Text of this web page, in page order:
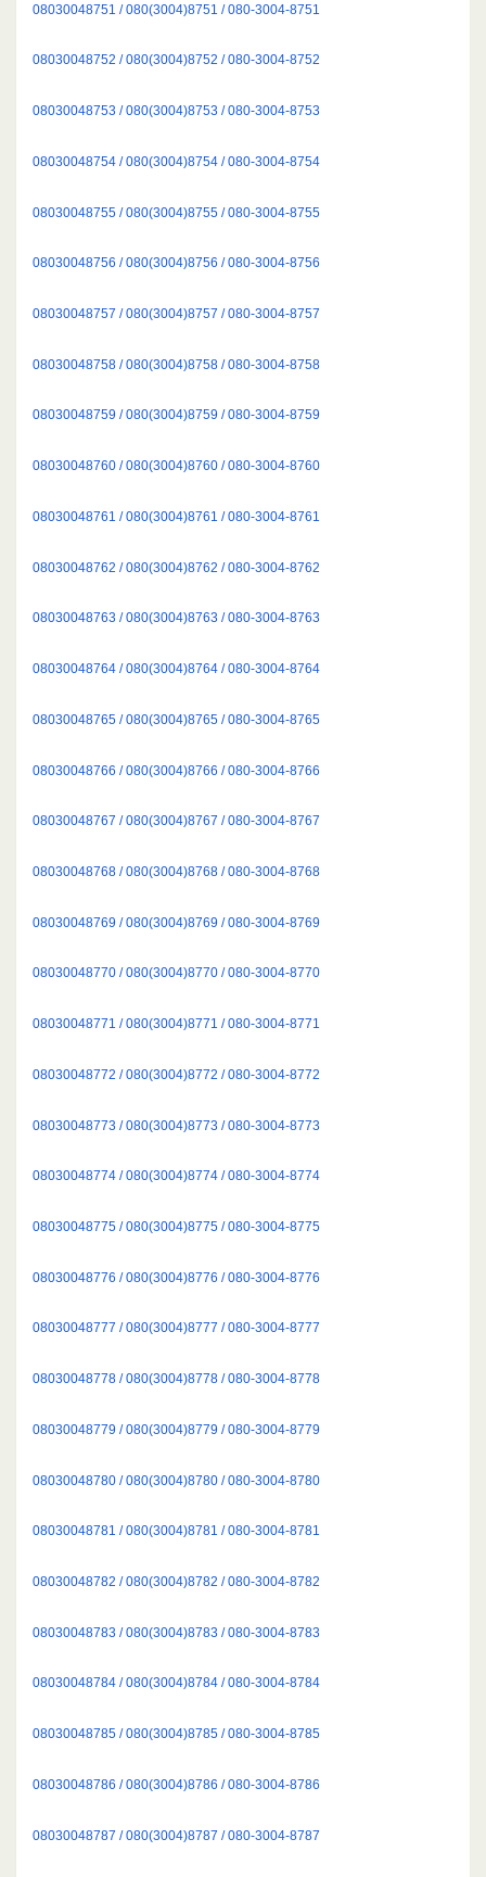
08030048751 / 080(3004)8751 / 080-3004-8751
08030048752 / 080(3004)8752 / 080-3004-8752
08030048753 / 080(3004)8753 / 080-3004-8753
08030048754 / 080(3004)8754 / 080-3004-8754
08030048755 / 080(3004)8755 / 080-3004-8755
08030048756 / 080(3004)8756 / 080-3004-8756
08030048757 / 080(3004)8757 / 080-3004-8757
08030048758 / 080(3004)8758 / 080-3004-8758
08030048759 / 080(3004)8759 / 080-3004-8759
08030048760 / 080(3004)8760 / 080-3004-8760
08030048761 / 080(3004)8761 / 080-3004-8761
08030048762 / 080(3004)8762 / 080-3004-8762
08030048763 / 080(3004)8763 / 080-3004-8763
08030048764 / 080(3004)8764 / 080-3004-8764
08030048765 / 080(3004)8765 / 080-3004-8765
08030048766 / 080(3004)8766 / 080-3004-8766
08030048767 / 080(3004)8767 / 080-3004-8767
08030048768 / 080(3004)8768 / 080-3004-8768
08030048769 / 080(3004)8769 / 080-3004-8769
08030048770 / 080(3004)8770 / 080-3004-8770
08030048771 / 080(3004)8771 / 080-3004-8771
08030048772 / 080(3004)8772 / 080-3004-8772
08030048773 / 080(3004)8773 / 080-3004-8773
08030048774 / 080(3004)8774 / 080-3004-8774
08030048775 / 080(3004)8775 / 080-3004-8775
08030048776 / 080(3004)8776 / 080-3004-8776
08030048777 / 080(3004)8777 / 080-3004-8777
08030048778 / 080(3004)8778 / 080-3004-8778
08030048779 / 080(3004)8779 / 080-3004-8779
08030048780 / 080(3004)8780 / 080-3004-8780
08030048781 / 080(3004)8781 / 080-3004-8781
08030048782 / 080(3004)8782 / 080-3004-8782
08030048783 / 080(3004)8783 / 080-3004-8783
08030048784 / 080(3004)8784 / 080-3004-8784
08030048785 / 080(3004)8785 / 080-3004-8785
08030048786 / 080(3004)8786 / 080-3004-8786
08030048787 / 080(3004)8787 / 080-3004-8787